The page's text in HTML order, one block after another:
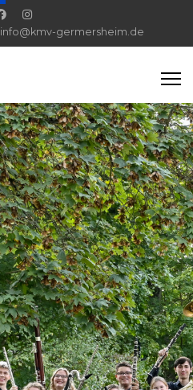
info@kmv-germersheim.de